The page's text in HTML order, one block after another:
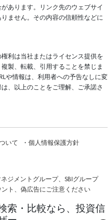
あります。リンク先のウェブサイ
ません。その内容の信頼性などに
利は当社またはライセンス提供を
製、転載、引用することを禁じま
や情報は、利用者への予告なしに変
、以上のことをご理解、ご承諾さ
いて ・ 個人情報保護方針
ジメントグループ、SBIグループ
ト、偽広告にご注意ください
索・比較なら、投資信